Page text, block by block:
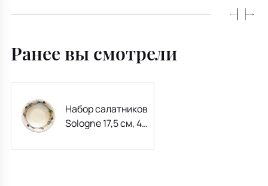
Ранее вы смотрели
Набор салатников
Sologne 17,5 см, 4